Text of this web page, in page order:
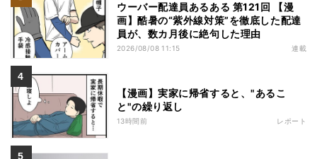
ウーバー配達員あるある 第121回 【漫
画】酷暑の“紫外線対策”を徹底した配達
員が、数カ月後に絶句した理由
2026/08/08 11:15 連載
【漫画】実家に帰省すると、"あるこ
と"の繰り返し
13時間前 レポート